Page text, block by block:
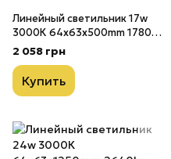
Линейный светильник 17w
3000К 64х63х500mm 1780lm
IP42 подвесной на тросах
Trail 6364 LC-INF-17w-3К
2 058 грн
Купить